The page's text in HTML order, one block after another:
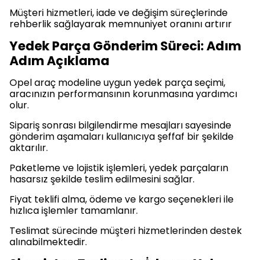
Müşteri hizmetleri, iade ve değişim süreçlerinde
rehberlik sağlayarak memnuniyet oranını artırır
Yedek Parça Gönderim Süreci: Adım
Adım Açıklama
Opel araç modeline uygun yedek parça seçimi,
aracınızın performansının korunmasına yardımcı
olur.
Sipariş sonrası bilgilendirme mesajları sayesinde
gönderim aşamaları kullanıcıya şeffaf bir şekilde
aktarılır.
Paketleme ve lojistik işlemleri, yedek parçaların
hasarsız şekilde teslim edilmesini sağlar.
Fiyat teklifi alma, ödeme ve kargo seçenekleri ile
hızlıca işlemler tamamlanır.
Teslimat sürecinde müşteri hizmetlerinden destek
alınabilmektedir.